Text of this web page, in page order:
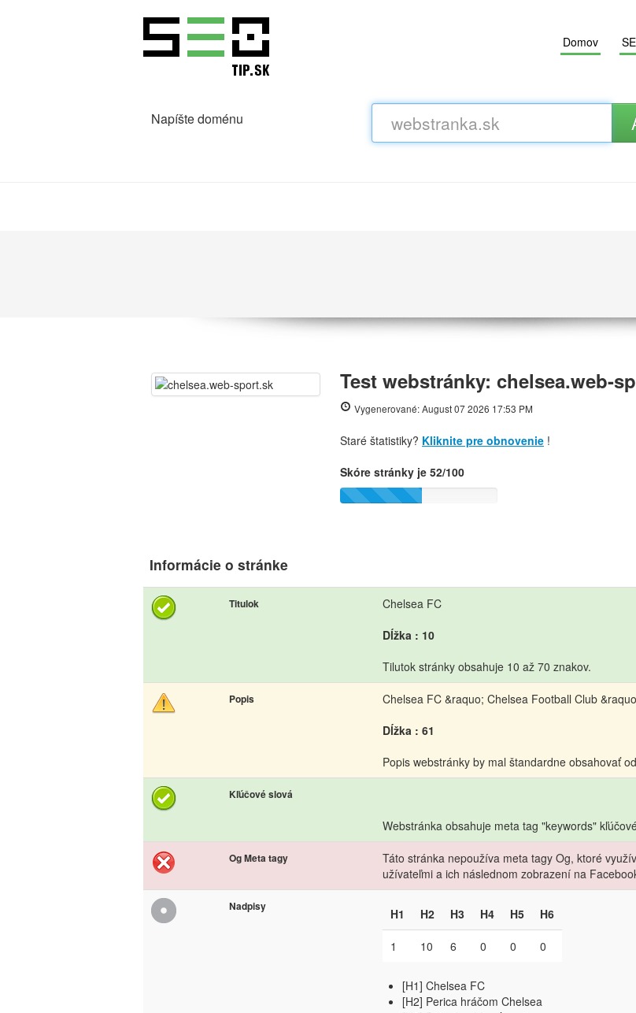
Domov
Napíšte doménu
Test webstránky: chelsea.web-
Vygenerované: August 07 2026 17:53 PM
Staré štatistiky? Kliknite pre obnovenie !
Skóre stránky je 52/100
Informácie o stránke
Titulok
Chelsea FC
Dĺžka : 10
Tilutok stránky obsahuje 10 až 70 znakov.
Popis
Chelsea FC &raquo; Chelsea Football Club
Dĺžka : 61
Popis webstránky by mal štandardne obsahovať
Kľúčové slová
Webstránka obsahuje meta tag "keywords"
Og Meta tagy
Táto stránka nepoužíva meta tagy Og, ktoré
užívateľmi a ich následnom zobrazení na
Nadpisy H1 H2 H3 H4 H5 H6
1 10 6 0 0 0
[H1] Chelsea FC
[H2] Perica hráčom Chelsea